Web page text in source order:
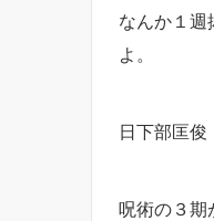
なんか１週
よ。
日下部匡俊
呪術の３期